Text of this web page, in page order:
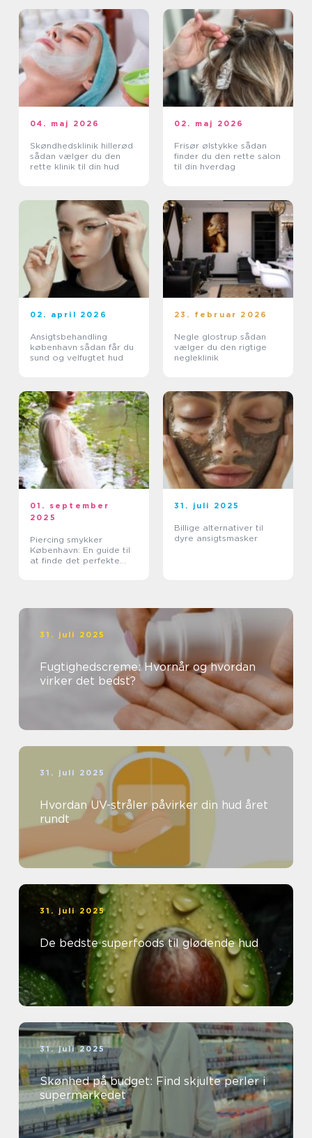
04. maj 2026
Skøndhedsklinik hillerød
sådan vælger du den
rette klinik til din hud
02. maj 2026
Frisør ølstykke sådan
finder du den rette salon
til din hverdag
02. april 2026
Ansigtsbehandling
københavn sådan får du
sund og velfugtet hud
23. februar 2026
Negle glostrup sådan
vælger du den rigtige
negleklinik
01. september
2025
Piercing smykker
København: En guide til
at finde det perfekte
31. juli 2025
Billige alternativer til
dyre ansigtsmasker
31. juli 2025
Fugtighedscreme: Hvornår og hvordan
virker det bedst?
31. juli 2025
Hvordan UV-stråler påvirker din hud året
rundt
31. juli 2025
De bedste superfoods til glødende hud
31. juli 2025
Skønhed på budget: Find skjulte perler i
supermarkedet